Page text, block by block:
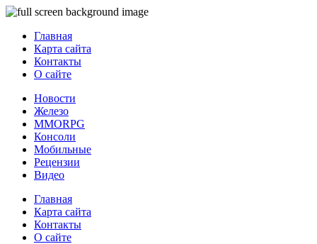
Главная
Карта сайта
Контакты
О сайте
Новости
Железо
MMORPG
Консоли
Мобильные
Рецензии
Видео
Главная
Карта сайта
Контакты
О сайте